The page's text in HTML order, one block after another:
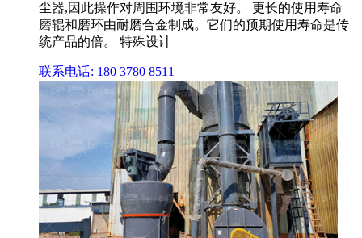
尘器,因此操作对周围环境非常友好。 更长的使用寿命
磨辊和磨环由耐磨合金制成。它们的预期使用寿命是传
统产品的倍。 特殊设计
联系电话: 180 3780 8511